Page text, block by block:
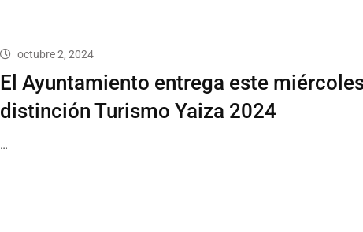
octubre 2, 2024
El Ayuntamiento entrega este
distinción Turismo Yaiza 2024
…